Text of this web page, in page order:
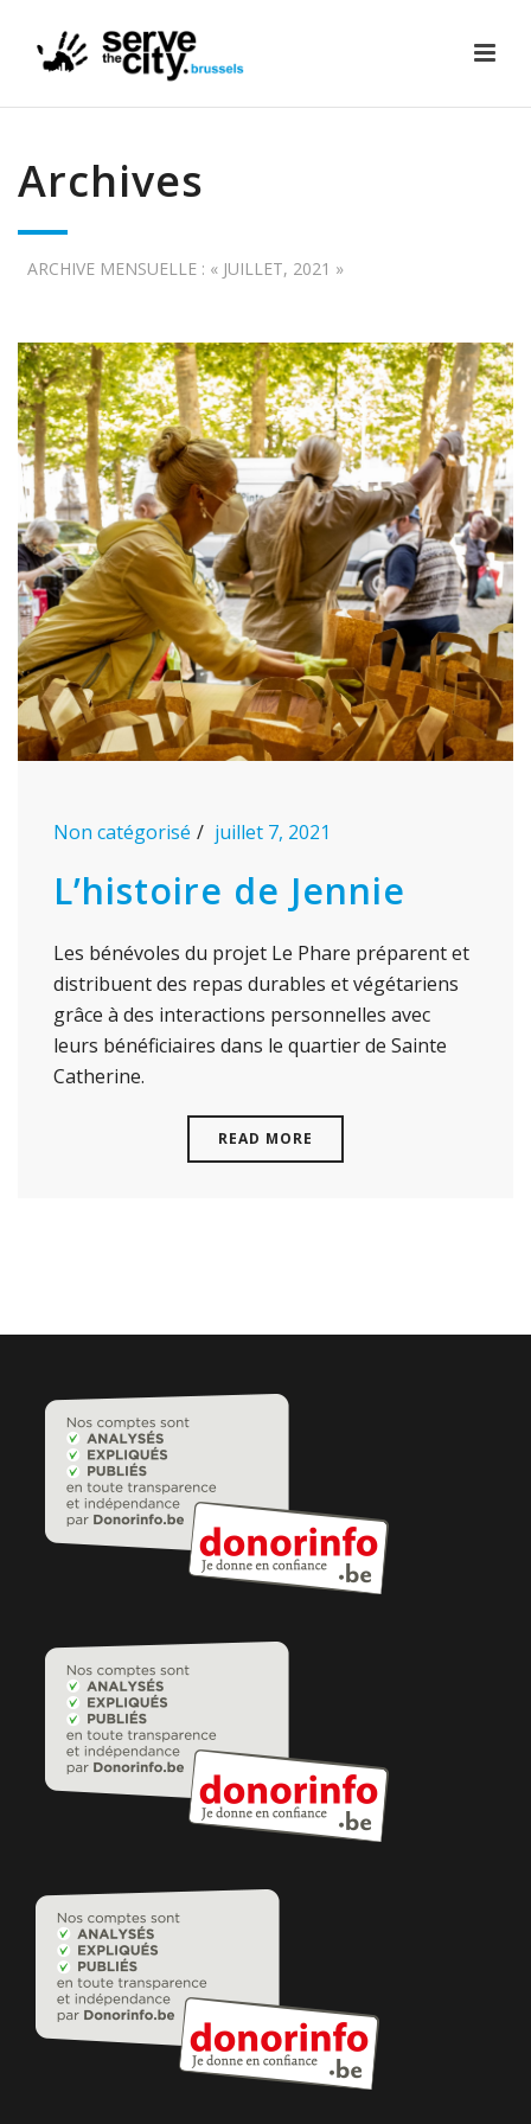
Archives
ARCHIVE MENSUELLE : « JUILLET, 2021 »
Non catégorisé juillet 7, 2021
L’histoire de Jennie
Les bénévoles du projet Le Phare préparent et
distribuent des repas durables et végétariens
grâce à des interactions personnelles avec
leurs bénéficiaires dans le quartier de Sainte
Catherine.
READ MORE